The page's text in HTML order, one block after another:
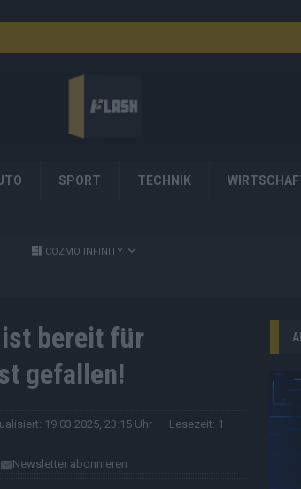
SPORT TECHNIK
COZMO INFINITY
ist bereit für
gefallen!
19.03.2025, 23:15 Uhr
· Lesezeit: 1
Newsletter abonnieren